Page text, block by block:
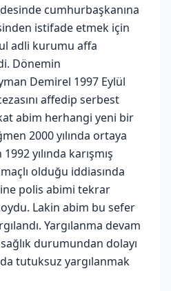
cumhurbaşkanına
istifade etmek için
adli kurumu affa
Dönemin
Demirel 1997 Eylül
affedip serbest
abim herhangi yeni bir
2000 yılında ortaya
yılında karışmış
olduğu iddiasında
polis abimi tekrar
Lakin abim bu sefer
Yargılanma devam
durumundan dolayı
tutuksuz yargılanmak